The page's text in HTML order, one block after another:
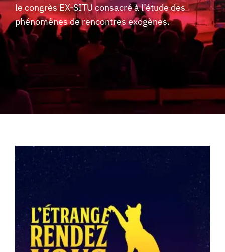
le congrès EX-SITU consacré à l’étude des
phénomènes de rencontres exogènes.